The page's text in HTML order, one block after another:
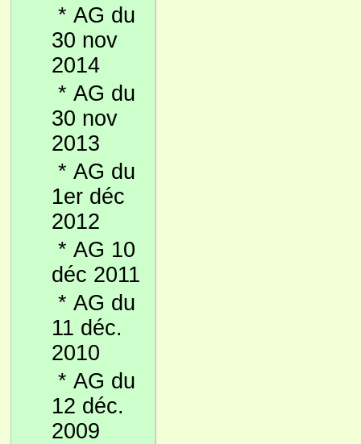
* AG du
30 nov
2014
* AG du
30 nov
2013
* AG du
1er déc
2012
* AG 10
déc 2011
* AG du
11 déc.
2010
* AG du
12 déc.
2009